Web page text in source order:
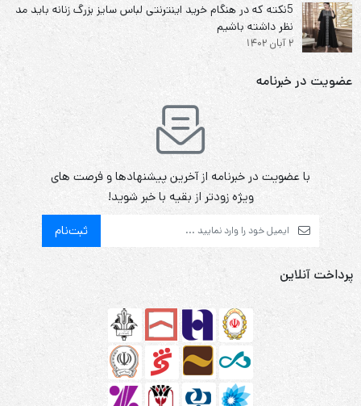
5نکته که در هنگام خرید اینترنتی لباس سایز بزرگ زنانه باید مد
نظر داشته باشیم
2 آبان 1402
عضویت در خبرنامه
با عضویت در خبرنامه از آخرین پیشنهادها و فرصت های
ویژه زودتر از بقیه با خبر شوید!
ثبت‌نام
پرداخت آنلاین